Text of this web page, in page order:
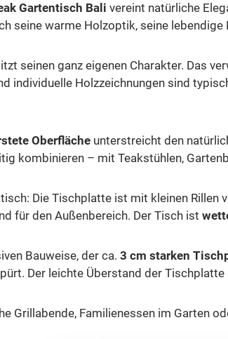
Gartentisch Bali vereint natürliche
seine warme Holzoptik, seine
seinen ganz eigenen Charakter. Das
individuelle Holzzeichnungen sind
Oberfläche unterstreicht den
kombinieren – mit Teakstühlen,
Die Tischplatte ist mit kleinen Rillen
für den Außenbereich. Der Tisch ist
Bauweise, der ca. 3 cm starken
Der leichte Überstand der
Grillabende, Familienessen im Garten